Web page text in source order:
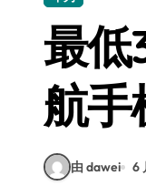
最低
航手
由 dawei 6